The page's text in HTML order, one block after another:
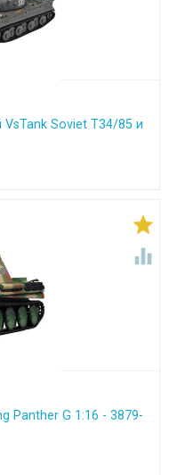
Soviet Т34/85 и


Panther G 1:16 - 3879-